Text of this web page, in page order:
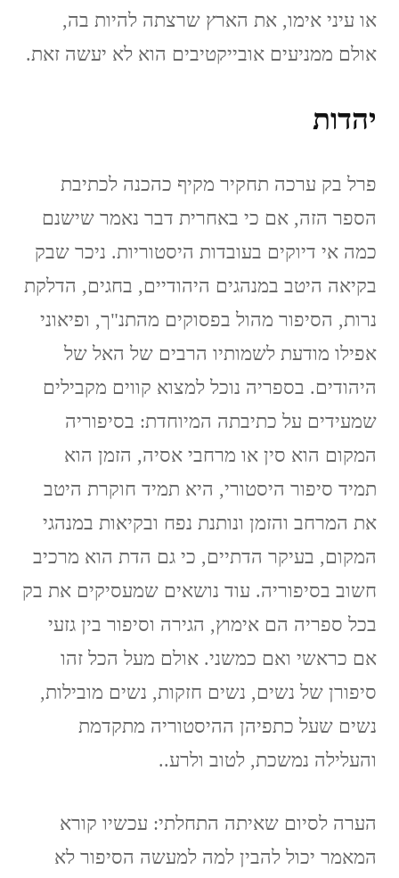
או עיני אימו, את הארץ שרצתה להיות בה,
אולם ממניעים אובייקטיבים הוא לא יעשה זאת.
יהדות
פרל בק ערכה תחקיר מקיף כהכנה לכתיבת
הספר הזה, אם כי באחרית דבר נאמר שישנם
כמה אי דיוקים בעובדות היסטוריות. ניכר שבק
בקיאה היטב במנהגים היהודיים, בחגים, הדלקת
נרות, הסיפור מהול בפסוקים מהתנ"ך, ופיאוני
אפילו מודעת לשמותיו הרבים של האל של
היהודים. בספריה נוכל למצוא קווים מקבילים
שמעידים על כתיבתה המיוחדת: בסיפוריה
המקום הוא סין או מרחבי אסיה, הזמן הוא
תמיד סיפור היסטורי, היא תמיד חוקרת היטב
את המרחב והזמן ונותנת נפח ובקיאות במנהגי
המקום, בעיקר הדתיים, כי גם הדת הוא מרכיב
חשוב בסיפוריה. עוד נושאים שמעסיקים את בק
בכל ספריה הם אימוץ, הגירה וסיפור בין גזעי
אם כראשי ואם כמשני. אולם מעל הכל זהו
סיפורן של נשים, נשים חזקות, נשים מובילות,
נשים שעל כתפיהן ההיסטוריה מתקדמת
והעלילה נמשכת, לטוב ולרע..
הערה לסיום שאיתה התחלתי: עכשיו קורא
המאמר יכול להבין למה למעשה הסיפור לא